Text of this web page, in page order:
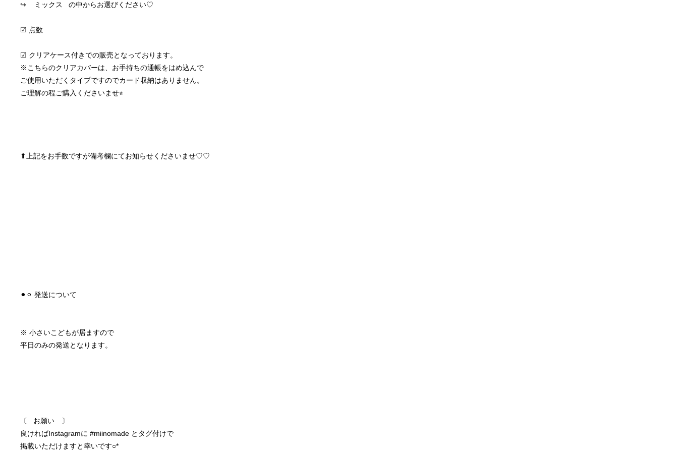
↪︎    ミックス   の中からお選びください♡
☑︎ 点数
☑︎ クリアケース付きでの販売となっております。
※こちらのクリアカバーは、お手持ちの通帳をはめ込んで
ご使用いただくタイプですのでカード収納はありません。
ご理解の程ご購入くださいませ⭐︎
⬆︎上記をお手数ですが備考欄にてお知らせくださいませ♡♡
⚫︎⚪︎ 発送について
※ 小さいこどもが居ますので
平日のみの発送となります。
〔   お願い　〕
良ければInstagramに #miinomade とタグ付けで
掲載いただけますと幸いです○*